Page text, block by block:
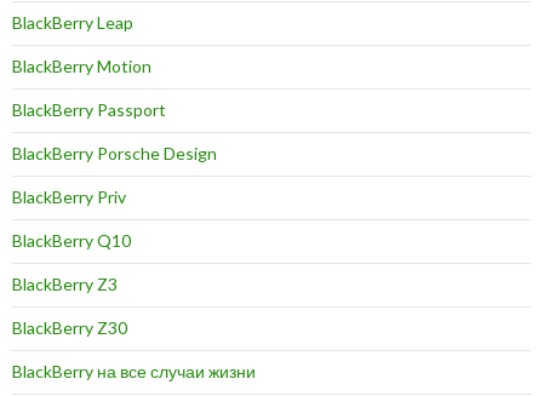
BlackBerry Leap
BlackBerry Motion
BlackBerry Passport
BlackBerry Porsche Design
BlackBerry Priv
BlackBerry Q10
BlackBerry Z3
BlackBerry Z30
BlackBerry на все случаи жизни